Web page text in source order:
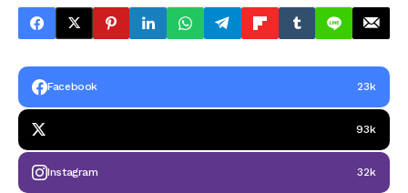
Facebook 23k
93k
Instagram 32k